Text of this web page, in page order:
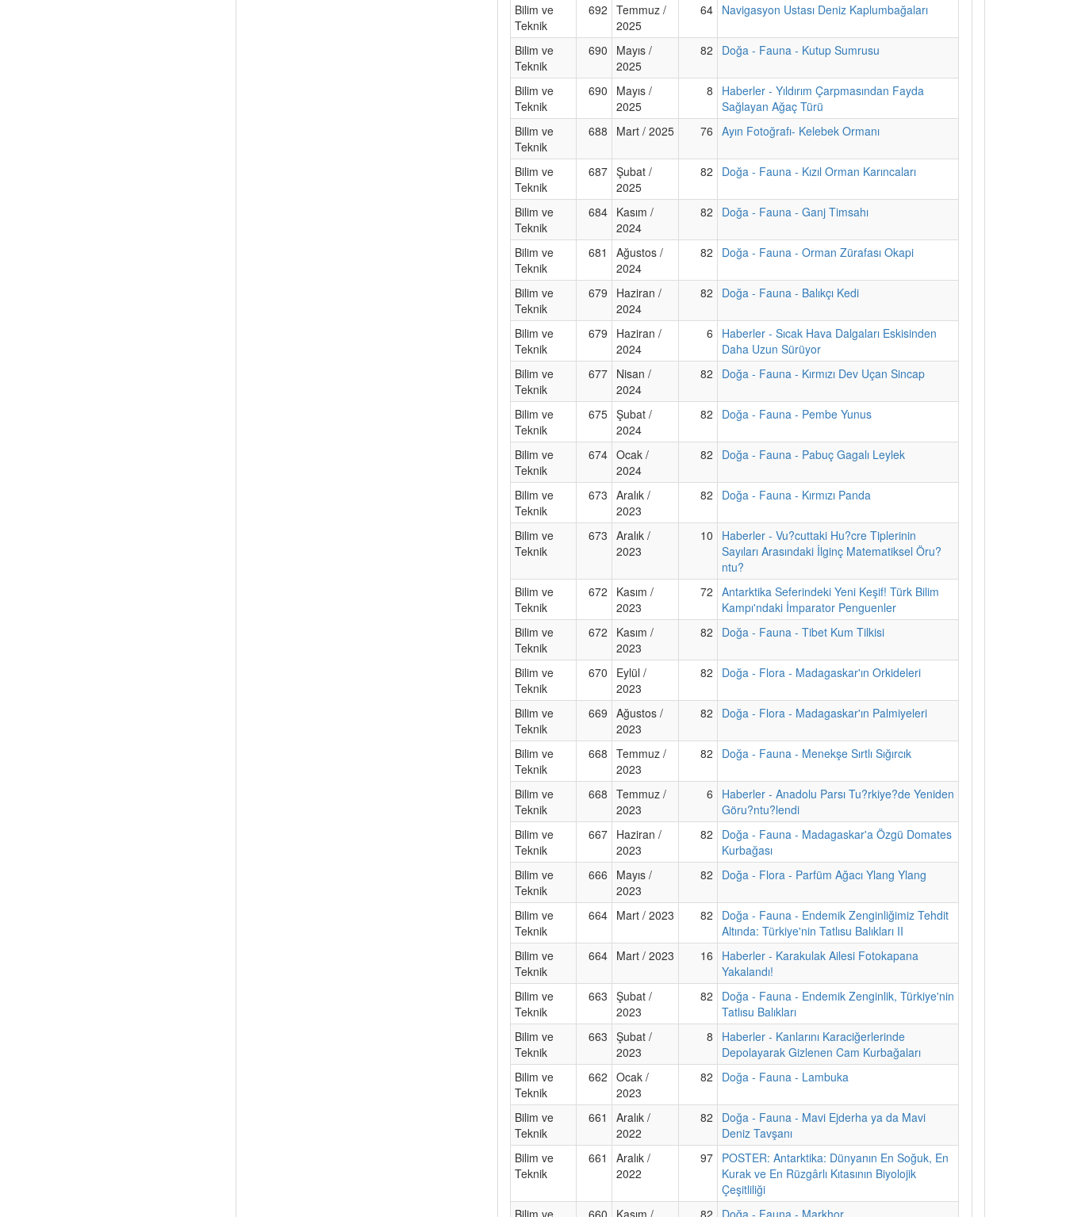
Bilim ve
Teknik
692
Temmuz /
2025
64 Navigasyon Ustası Deniz Kaplumbağaları
Bilim ve
Teknik
690
Mayıs /
2025
82 Doğa - Fauna - Kutup Sumrusu
Bilim ve
Teknik
690
Mayıs /
2025
8
Haberler - Yıldırım Çarpmasından Fayda
Sağlayan Ağaç Türü
Bilim ve
Teknik
688 Mart / 2025 76 Ayın Fotoğrafı- Kelebek Ormanı
Bilim ve
Teknik
687 Şubat /
2025
82 Doğa - Fauna - Kızıl Orman Karıncaları
Bilim ve
Teknik
684 Kasım /
2024
82 Doğa - Fauna - Ganj Timsahı
Bilim ve
Teknik
681
Ağustos /
2024
82 Doğa - Fauna - Orman Zürafası Okapi
Bilim ve
Teknik
679
Haziran /
2024
82 Doğa - Fauna - Balıkçı Kedi
Bilim ve
Teknik
679
Haziran /
2024
6
Haberler - Sıcak Hava Dalgaları Eskisinden
Daha Uzun Sürüyor
Bilim ve
Teknik
677 Nisan /
2024
82 Doğa - Fauna - Kırmızı Dev Uçan Sincap
Bilim ve
Teknik
675 Şubat /
2024
82 Doğa - Fauna - Pembe Yunus
Bilim ve
Teknik
674 Ocak /
2024
82 Doğa - Fauna - Pabuç Gagalı Leylek
Bilim ve
Teknik
673
Aralık /
2023
82 Doğa - Fauna - Kırmızı Panda
Bilim ve
Teknik
673
Aralık /
2023
10
Haberler - Vu?cuttaki Hu?cre Tiplerinin
Sayıları Arasındaki İlginç Matematiksel Öru?
ntu?
Bilim ve
Teknik
672
Kasım /
2023
72
Antarktika Seferindeki Yeni Keşif! Türk Bilim
Kampı'ndaki İmparator Penguenler
Bilim ve
Teknik
672
Kasım /
2023
82 Doğa - Fauna - Tibet Kum Tilkisi
Bilim ve
Teknik
670
Eylül /
2023
82 Doğa - Flora - Madagaskar'ın Orkideleri
Bilim ve
Teknik
669
Ağustos /
2023
82 Doğa - Flora - Madagaskar'ın Palmiyeleri
Bilim ve
Teknik
668
Temmuz /
2023
82 Doğa - Fauna - Menekşe Sırtlı Sığırcık
Bilim ve
Teknik
668
Temmuz /
2023
6
Haberler - Anadolu Parsı Tu?rkiye?de Yeniden
Göru?ntu?lendi
Bilim ve
Teknik
667 Haziran /
2023
82
Doğa - Fauna - Madagaskar'a Özgü Domates
Kurbağası
Bilim ve
Teknik
666
Mayıs /
2023
82 Doğa - Flora - Parfüm Ağacı Ylang Ylang
Bilim ve
Teknik
664 Mart / 2023 82
Doğa - Fauna - Endemik Zenginliğimiz Tehdit
Altında: Türkiye'nin Tatlısu Balıkları II
Bilim ve
Teknik
664 Mart / 2023 16
Haberler - Karakulak Ailesi Fotokapana
Yakalandı!
Bilim ve
Teknik
663
Şubat /
2023
82
Doğa - Fauna - Endemik Zenginlik, Türkiye'nin
Tatlısu Balıkları
Bilim ve
Teknik
663
Şubat /
2023
8
Haberler - Kanlarını Karaciğerlerinde
Depolayarak Gizlenen Cam Kurbağaları
Bilim ve
Teknik
662
Ocak /
2023
82 Doğa - Fauna - Lambuka
Bilim ve
Teknik
661
Aralık /
2022
82
Doğa - Fauna - Mavi Ejderha ya da Mavi
Deniz Tavşanı
Bilim ve
Teknik
661
Aralık /
2022
97 POSTER: Antarktika: Dünyanın En Soğuk, En
Kurak ve En Rüzgârlı Kıtasının Biyolojik
Çeşitliliği
Bilim ve
660 Kasım / 82 Doğa - Fauna - Markhor